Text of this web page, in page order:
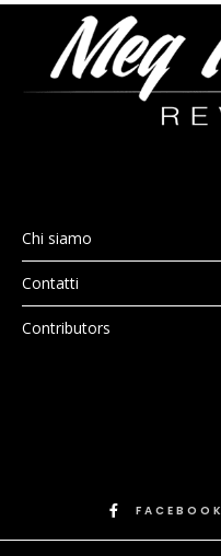
Chi siamo
Contatti
Contributors
FACEBOOK